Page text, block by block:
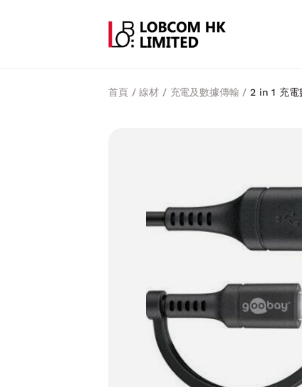
首頁/線材 / 充電及數據傳輸 /2 in 1 充